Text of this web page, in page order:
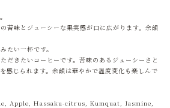
苦味とジューシーな果実感が口に広がります。余韻
たい一杯です。
だきたいコーヒーです。苦味のあるジューシーさと
感じられます。余韻は華やかで温度変化も楽しんで
Apple, Hassaku-citrus, Kumquat, Jasmine,